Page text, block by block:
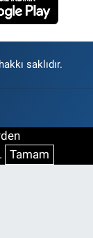
saklıdır.
Tamam